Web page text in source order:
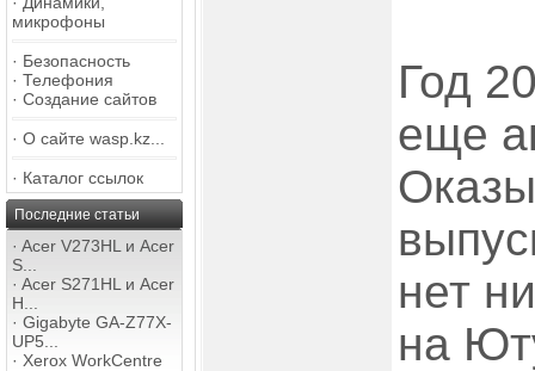
микрофоны
· Безопасность
· Телефония
· Создание сайтов
· О сайте wasp.kz...
· Каталог ссылок
Последние статьи
· Acer V273HL и Acer
S...
· Acer S271HL и Acer
H...
· Gigabyte GA-Z77X-
UP5...
· Xerox WorkCentre
Год
еще
нет
на